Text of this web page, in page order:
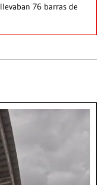
76 barras de